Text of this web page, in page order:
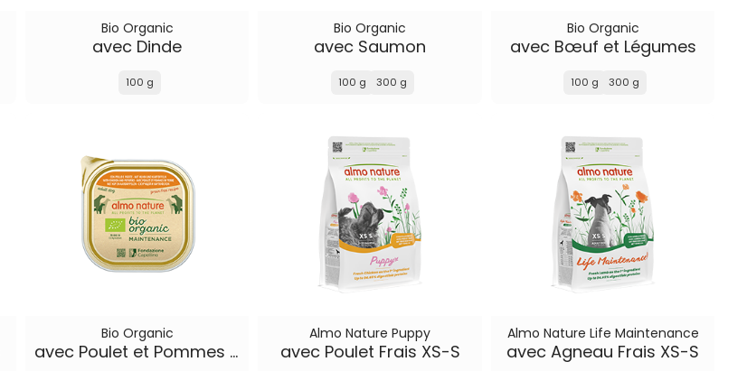
Bio Organic
avec Dinde
100 g
Bio Organic
avec Saumon
100 g 300 g
Bio Organic
avec Bœuf et Légumes
100 g 300 g
Bio Organic
avec Poulet et Pommes de Terre
Almo Nature Puppy
avec Poulet Frais XS-S
Almo Nature Life Maintenance
avec Agneau Frais XS-S